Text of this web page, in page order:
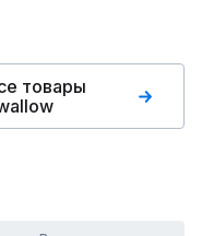
товары